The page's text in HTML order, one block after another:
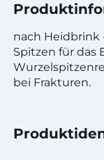
nach Heidbrink
Spitzen für das
bei Frakturen.